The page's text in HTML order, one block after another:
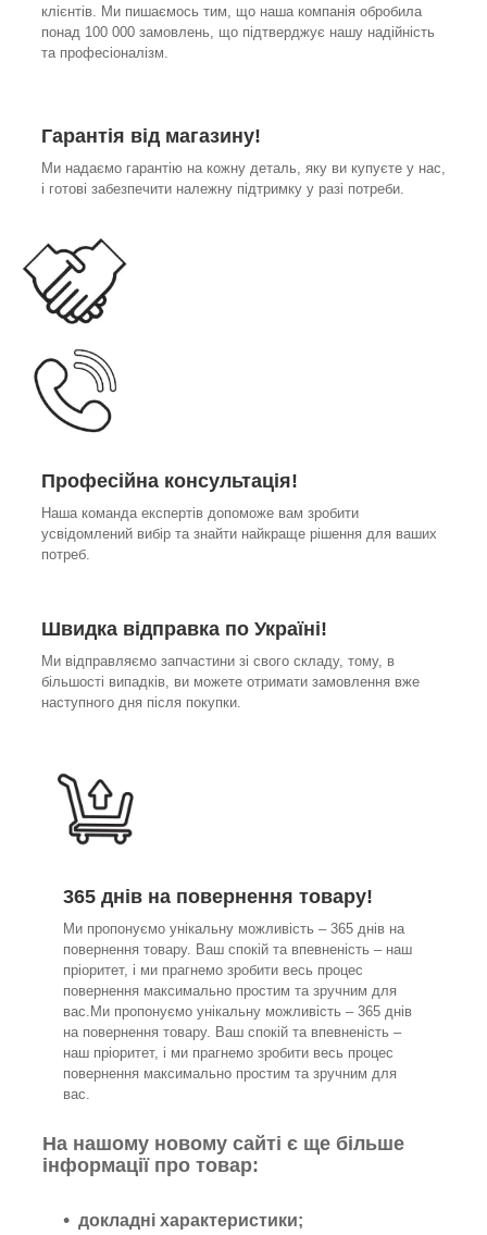
клієнтів. Ми пишаємось тим, що наша компанія обробила
понад 100 000 замовлень, що підтверджує нашу надійність
та професіоналізм.
Гарантія від магазину!
Ми надаємо гарантію на кожну деталь, яку ви купуєте у нас,
і готові забезпечити належну підтримку у разі потреби.
Професійна консультація!
Наша команда експертів допоможе вам зробити
усвідомлений вибір та знайти найкраще рішення для ваших
потреб.
Швидка відправка по Україні!
Ми відправляємо запчастини зі свого складу, тому, в
більшості випадків, ви можете отримати замовлення вже
наступного дня після покупки.
365 днів на повернення товару!
Ми пропонуємо унікальну можливість – 365 днів на
повернення товару. Ваш спокій та впевненість – наш
пріоритет, і ми прагнемо зробити весь процес
повернення максимально простим та зручним для
вас.Ми пропонуємо унікальну можливість – 365 днів
на повернення товару. Ваш спокій та впевненість –
наш пріоритет, і ми прагнемо зробити весь процес
повернення максимально простим та зручним для
вас.
На нашому новому сайті є ще більше
інформації про товар:
докладні характеристики;